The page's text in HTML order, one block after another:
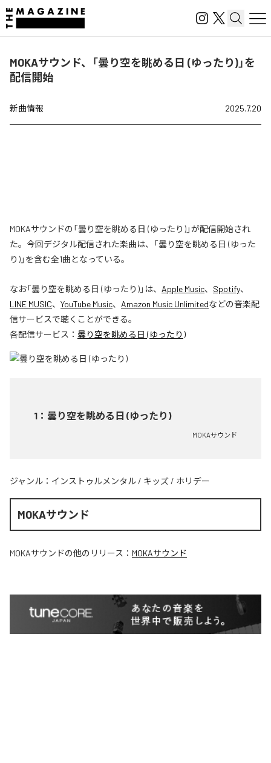
MOKAサウンド、「曇り空を眺める日 (ゆったり)」を
配信開始
新曲情報 2025.7.20
MOKAサウンドの「曇り空を眺める日 (ゆったり)」が配信開始され
た。今回デジタル配信された楽曲は、「曇り空を眺める日 (ゆった
り)」を含む全1曲となっている。
なお「曇り空を眺める日 (ゆったり)」は、 Apple Music、 Spotify、
LINE MUSIC、 YouTube Music、 Amazon Music Unlimitedなどの音楽配
信サービスで聴くことができる。
各配信サービス： 曇り空を眺める日 (ゆったり)
1 ： 曇り空を眺める日 (ゆったり)
MOKAサウンド
ジャンル： インストゥルメンタル / キッズ / ホリデー
MOKAサウンド
MOKAサウンドの他のリリース： MOKAサウンド